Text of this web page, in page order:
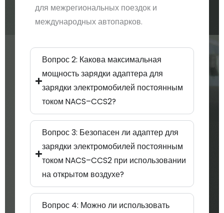
для межрегиональных поездок и
международных автопарков.
Вопрос 2: Какова максимальная
мощность зарядки адаптера для
зарядки электромобилей постоянным
током NACS–CCS2?
Вопрос 3: Безопасен ли адаптер для
зарядки электромобилей постоянным
током NACS–CCS2 при использовании
на открытом воздухе?
Вопрос 4: Можно ли использовать